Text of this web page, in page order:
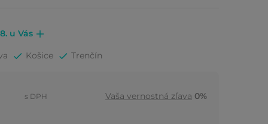
u Vás
Košice Trenčín
s DPH Vaša vernostná zľava 0%